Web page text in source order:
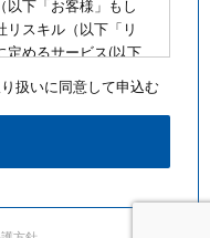
以下「お客様」もし
リスキル（以下「リ
定めるサービス(以下
たり、お客様に遵守
。
的な事由がある場
扱いに同意して申込む